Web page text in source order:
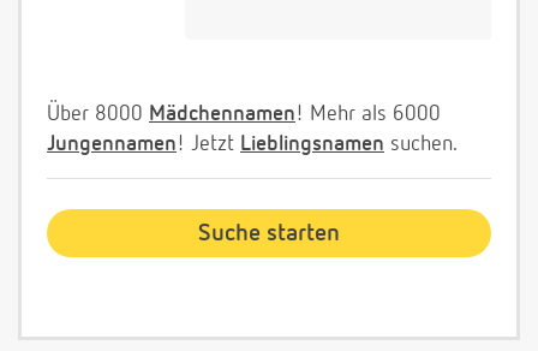
Über 8000 Mädchennamen! Mehr als 6000
Jungennamen! Jetzt Lieblingsnamen suchen.